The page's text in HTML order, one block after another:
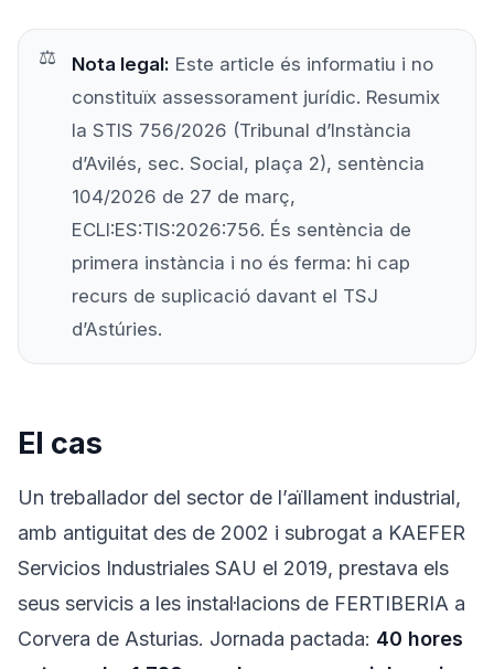
Nota legal: Este article és informatiu i no
constituïx assessorament jurídic. Resumix
la STIS 756/2026 (Tribunal d’Instància
d’Avilés, sec. Social, plaça 2), sentència
104/2026 de 27 de març,
ECLI:ES:TIS:2026:756. És sentència de
primera instància i no és ferma: hi cap
recurs de suplicació davant el TSJ
d’Astúries.
El cas
Un treballador del sector de l’aïllament industrial,
amb antiguitat des de 2002 i subrogat a KAEFER
Servicios Industriales SAU el 2019, prestava els
seus servicis a les instal·lacions de FERTIBERIA a
Corvera de Asturias. Jornada pactada: 40 hores